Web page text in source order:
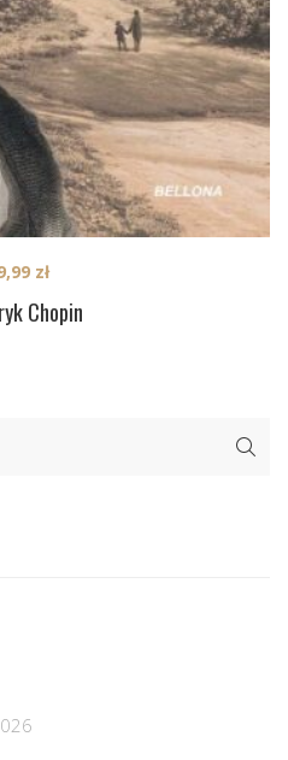
Chopin
zł